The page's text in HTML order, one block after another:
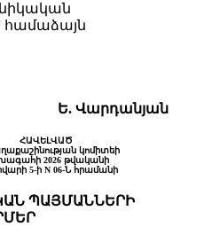
համաձայն
Ե. Վարդանյան
ՀԱՎԵԼՎԱԾ
կոմիտեի
2026 թվականի
5-ի N 06-Ն հրամանի
ՊԱՅՄԱՆՆԵՐԻ